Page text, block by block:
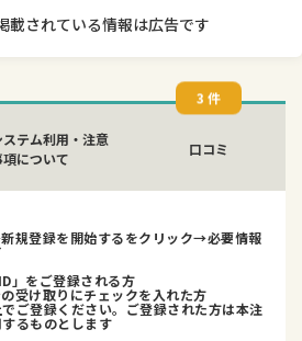
載されている情報は広告です
ステム利用・注意
項について
口コミ
3 件
規登録を開始するをクリック→必要情報
をご登録される方
受け取りにチェックを入れた方
ご登録ください。ご登録された方は本注
るものとします